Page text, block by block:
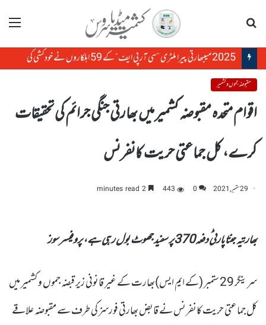
مینو
2025 میںبھارتی پیرا ملٹری ”سی آر پی ایف“ کے 59 اہلکاروں نے خودکشی کی
مقبوضہ جموں و کشمیر
اقوام متحدہ مقبوضہ کشمیر میں بھارتی جنگی جرائم کی تحقیقات
کرے، کل جماعتی حریت کانفرنس
29 ستمبر, 2021 0
443
بھارتیہ جنتاپارٹی دفعہ370پر سفید جھوٹ بول رہی ہے، پروفیسر سوز
سرینگر 29 ستمبر (کے ایم ایس)بھارت کے غیر قانونی زیر قبضہ جموں و کشمیر میں
کل جماعتی حریت کانفرنس نے قابض بھارتی فورسز کی طرف سے مقبوضہ علاقے